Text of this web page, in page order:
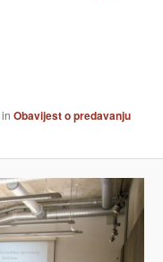
inObavijest o predavanju